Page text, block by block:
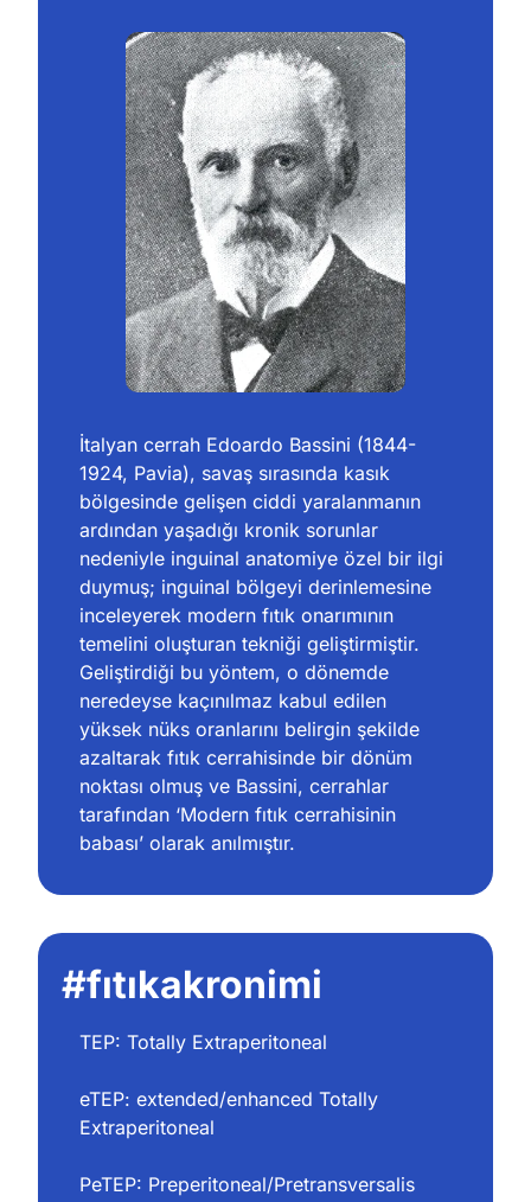
İtalyan cerrah Edoardo Bassini (1844-
1924, Pavia), savaş sırasında kasık
bölgesinde gelişen ciddi yaralanmanın
ardından yaşadığı kronik sorunlar
nedeniyle inguinal anatomiye özel bir ilgi
duymuş; inguinal bölgeyi derinlemesine
inceleyerek modern fıtık onarımının
temelini oluşturan tekniği geliştirmiştir.
Geliştirdiği bu yöntem, o dönemde
neredeyse kaçınılmaz kabul edilen
yüksek nüks oranlarını belirgin şekilde
azaltarak fıtık cerrahisinde bir dönüm
noktası olmuş ve Bassini, cerrahlar
tarafından ‘Modern fıtık cerrahisinin
babası’ olarak anılmıştır.
#fıtıkakronimi
TEP: Totally Extraperitoneal
eTEP: extended/enhanced Totally
Extraperitoneal
PeTEP: Preperitoneal/Pretransversalis